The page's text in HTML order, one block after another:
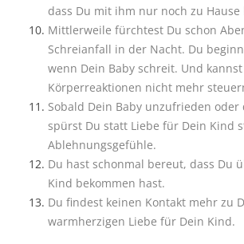
dass Du mit ihm nur noch zu Hause
Mittlerweile fürchtest Du schon
Schreianfall in der Nacht. Du
wenn Dein Baby schreit. Und
Körperreaktionen nicht mehr
Sobald Dein Baby unzufrieden oder
spürst Du statt Liebe für Dein Kind
Ablehnungsgefühle.
Du hast schonmal bereut, dass Du
Kind bekommen hast.
Du findest keinen Kontakt mehr zu
warmherzigen Liebe für Dein Kind.